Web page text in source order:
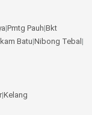
|Pmtg Pauh|Bkt
Batu|Nibong Tebal |
|Kelang